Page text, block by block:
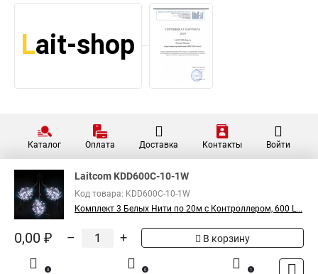
Каталог Оплата Доставка Контакты Войти
Laitcom KDD600C-10-1W
Код товара: KDD600C-10-1W
Комплект 3 Белых Нити по 20м c Контроллером, 600 L...
0,00 ₽ – + В корзину
0 0 1